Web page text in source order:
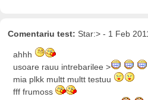
Comentariu test: Star:> - 1 Feb
ahhh
usoare rauu intrebarilee >
mia plkk multt multt testuu
fff frumoss